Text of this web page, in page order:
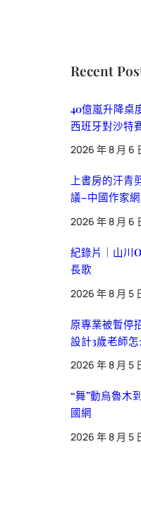
Recent
40億嵐升降桌
西班牙對沙特
2026 年 8 月 6
上書房的汗青
議–中國作家網
2026 年 8 月 6
紀錄片｜山川
長歌
2026 年 8 月 5
原專業被暫停
設計3歲老師怎
2026 年 8 月 5
“舞”動烏魯木
國網
2026 年 8 月 5